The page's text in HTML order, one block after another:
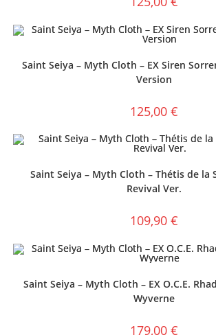
Saint Seiya – Myth Cloth – EX Siren
Version
125,00 €
Saint Seiya – Myth Cloth – Thétis de la
Revival Ver.
109,90 €
Saint Seiya – Myth Cloth – EX O.C.E.
Wyverne
179,00 €